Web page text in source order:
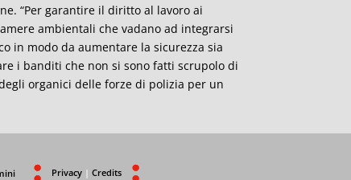
“Per garantire il diritto al lavoro ai
ambientali che vadano ad integrarsi
in modo da aumentare la sicurezza sia
i banditi che non si sono fatti scrupolo di
organici delle forze di polizia per un
Privacy | Credits